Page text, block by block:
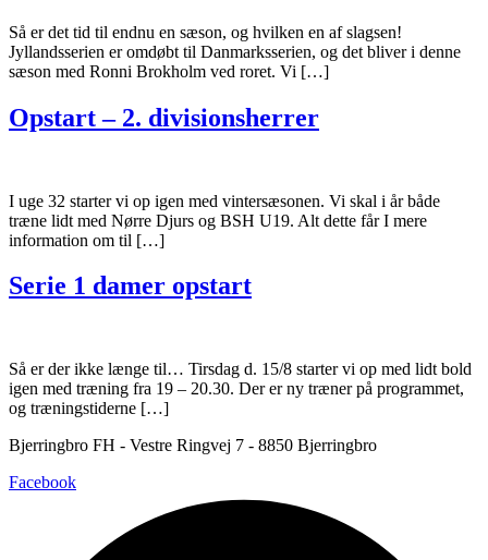
Så er det tid til endnu en sæson, og hvilken en af slagsen!
Jyllandsserien er omdøbt til Danmarksserien, og det bliver i denne
sæson med Ronni Brokholm ved roret. Vi […]
Opstart – 2. divisionsherrer
I uge 32 starter vi op igen med vintersæsonen. Vi skal i år både
træne lidt med Nørre Djurs og BSH U19. Alt dette får I mere
information om til […]
Serie 1 damer opstart
Så er der ikke længe til… Tirsdag d. 15/8 starter vi op med lidt bold
igen med træning fra 19 – 20.30. Der er ny træner på programmet,
og træningstiderne […]
Bjerringbro FH - Vestre Ringvej 7 - 8850 Bjerringbro
Facebook